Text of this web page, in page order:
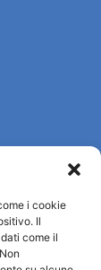
i cookie
Il
come il